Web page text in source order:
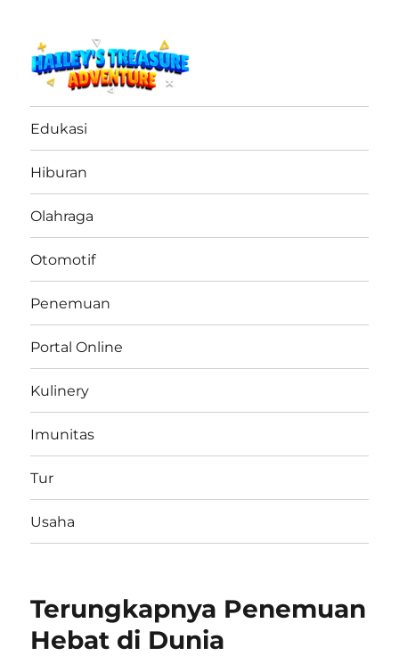
haileystreasureadventure.net
Edukasi
Hiburan
Olahraga
Otomotif
Penemuan
Portal Online
Kulinery
Imunitas
Tur
Usaha
Terungkapnya Penemuan
Hebat di Dunia